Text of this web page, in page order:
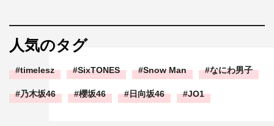
人気のタグ
timelesz SixTONES Snow Man なにわ男子
乃木坂46 櫻坂46 日向坂46 JO1